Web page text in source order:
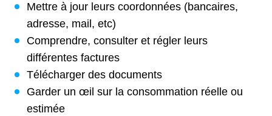
Mettre à jour leurs coordonnées (bancaires,
adresse, mail, etc)
Comprendre, consulter et régler leurs
différentes factures
Télécharger des documents
Garder un œil sur la consommation réelle ou
estimée